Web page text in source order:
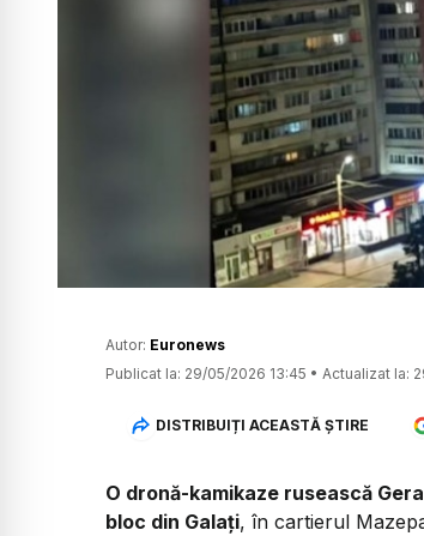
Autor: Euronews
Publicat la: 29/05/2026 13:45 • Actualizat la:
DISTRIBUIȚI ACEASTĂ ȘTIRE
O dronă-kamikaze rusească
bloc din Galați, în cartierul